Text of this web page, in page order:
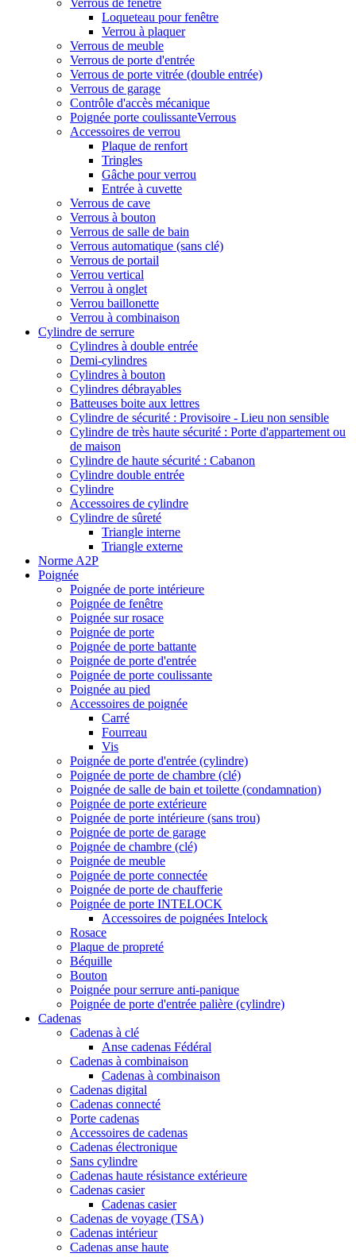
Verrous de fenêtre
Loqueteau pour fenêtre
Verrou à plaquer
Verrous de meuble
Verrous de porte d'entrée
Verrous de porte vitrée (double entrée)
Verrous de garage
Contrôle d'accès mécanique
Poignée porte coulissanteVerrous
Accessoires de verrou
Plaque de renfort
Tringles
Gâche pour verrou
Entrée à cuvette
Verrous de cave
Verrous à bouton
Verrous de salle de bain
Verrous automatique (sans clé)
Verrous de portail
Verrou vertical
Verrou à onglet
Verrou baillonette
Verrou à combinaison
Cylindre de serrure
Cylindres à double entrée
Demi-cylindres
Cylindres à bouton
Cylindres débrayables
Batteuses boite aux lettres
Cylindre de sécurité : Provisoire - Lieu non sensible
Cylindre de très haute sécurité : Porte d'appartement ou
de maison
Cylindre de haute sécurité : Cabanon
Cylindre double entrée
Cylindre
Accessoires de cylindre
Cylindre de sûreté
Triangle interne
Triangle externe
Norme A2P
Poignée
Poignée de porte intérieure
Poignée de fenêtre
Poignée sur rosace
Poignée de porte
Poignée de porte battante
Poignée de porte d'entrée
Poignée de porte coulissante
Poignée au pied
Accessoires de poignée
Carré
Fourreau
Vis
Poignée de porte d'entrée (cylindre)
Poignée de porte de chambre (clé)
Poignée de salle de bain et toilette (condamnation)
Poignée de porte extérieure
Poignée de porte intérieure (sans trou)
Poignée de porte de garage
Poignée de chambre (clé)
Poignée de meuble
Poignée de porte connectée
Poignée de porte de chaufferie
Poignée de porte INTELOCK
Accessoires de poignées Intelock
Rosace
Plaque de propreté
Béquille
Bouton
Poignée pour serrure anti-panique
Poignée de porte d'entrée palière (cylindre)
Cadenas
Cadenas à clé
Anse cadenas Fédéral
Cadenas à combinaison
Cadenas à combinaison
Cadenas digital
Cadenas connecté
Porte cadenas
Accessoires de cadenas
Cadenas électronique
Sans cylindre
Cadenas haute résistance extérieure
Cadenas casier
Cadenas casier
Cadenas de voyage (TSA)
Cadenas intérieur
Cadenas anse haute